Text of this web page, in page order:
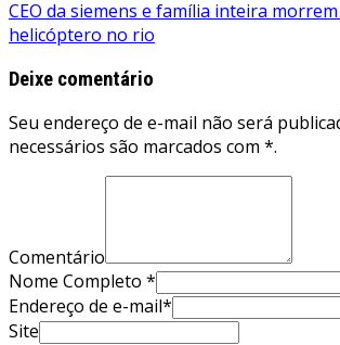
Post
CEO da siemens e família inteira
helicóptero no rio
Deixe comentário
Seu endereço de e-mail não será
necessários são marcados com *.
Comentário
Nome Completo *
Endereço de e-mail*
Site